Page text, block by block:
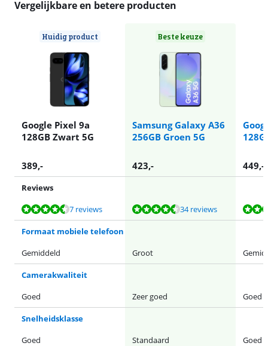
Vergelijkbare en betere producten
Huidig product
Google Pixel 9a
128GB Zwart 5G
Beste keuze
Samsung Galaxy A36
256GB Groen 5G
389,- 423,- 449,-
Reviews
Beoordeling is 9,2 van de 10, gebaseerd op 7 reviews.
7 reviews
Beoordeling is 8,7 van de 10, gebaseerd op 34 reviews.34 reviews
Beoordeling is 8,5 van de 10, gebaseerd op 4 reviews.
Beoordeling is 8,9 van de 10, gebaseerd op 10 reviews.
Beoordeling is 9,3 van de 10, gebaseerd op 16 reviews.
Formaat mobiele telefoon
Gemiddeld
Groot
Camerakwaliteit
Goed
Zeer goed Goed
Snelheidsklasse
Goed
Standaard Goed